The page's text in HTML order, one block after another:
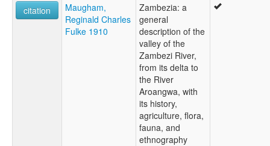
citation
Maugham,
Reginald Charles
Fulke 1910
Zambezia: a
general
description of the
valley of the
Zambezi River,
from its delta to
the River
Aroangwa, with
its history,
agriculture, flora,
fauna, and
ethnography